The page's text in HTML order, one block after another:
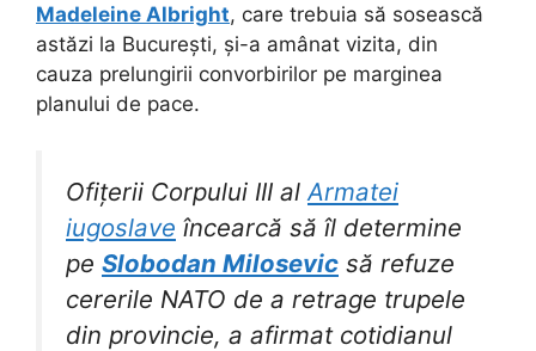
Madeleine Albright, care trebuia să sosească
astăzi la București, și-a amânat vizita, din
cauza prelungirii convorbirilor pe marginea
planului de pace.
Ofițerii Corpului III al Armatei
iugoslave încearcă să îl determine
pe Slobodan Milosevic să refuze
cererile NATO de a retrage trupele
din provincie, a afirmat cotidianul